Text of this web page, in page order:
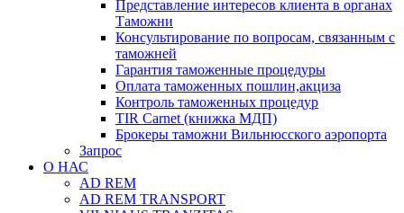
Представление интересов клиента в органах
Таможни
Консультирование по вопросам, связанным с
таможней
Гарантия таможенные процедуры
Оплата таможенных пошлин,акциза
Контроль таможенных процедур
TIR Carnet (книжка МДП)
Брокеры таможни Вильнюсского аэропорта
Запрос
О НАС
AD REM
AD REM TRANSPORT